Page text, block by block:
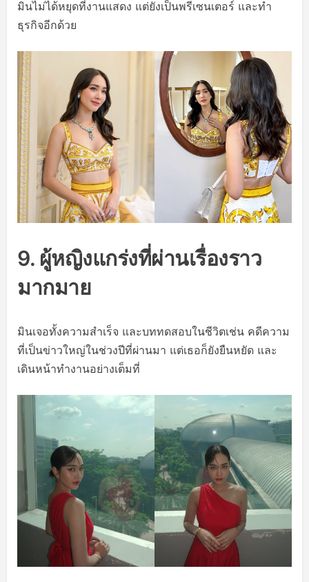
มินไม่ได้หยุดที่งานแสดง แต่ยังเป็นพรีเซนเตอร์ และทำ
ธุรกิจอีกด้วย
9. ผู้หญิงแกร่งที่ผ่านเรื่องราว
มากมาย
มินเจอทั้งความสำเร็จ และบททดสอบในชีวิตเช่น คดีความ
ที่เป็นข่าวใหญ่ในช่วงปีที่ผ่านมา แต่เธอก็ยังยืนหยัด และ
เดินหน้าทำงานอย่างเต็มที่